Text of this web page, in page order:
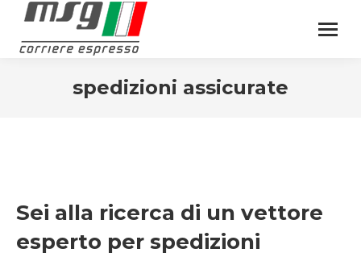
spedizioni assicurate
Sei alla ricerca di un vettore
esperto per spedizioni